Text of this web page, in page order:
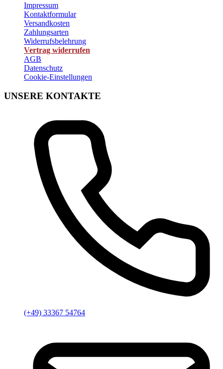
Impressum
Kontaktformular
Versandkosten
Zahlungsarten
Widerrufsbelehrung
Vertrag widerrufen
AGB
Datenschutz
Cookie-Einstellungen
UNSERE KONTAKTE
(+49) 33367 54764